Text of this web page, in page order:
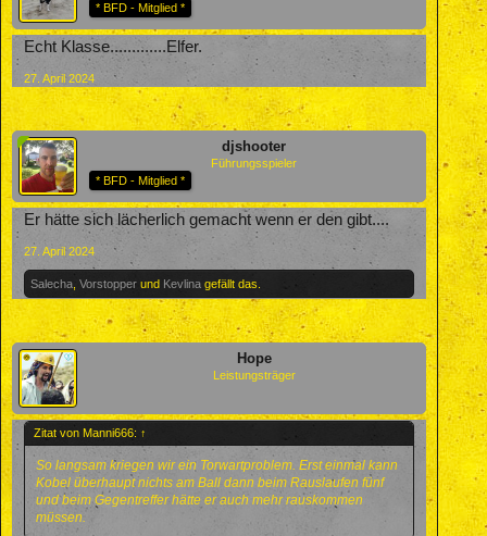
* BFD - Mitglied *
Echt Klasse.............Elfer.
27. April 2024
djshooter
Führungsspieler
* BFD - Mitglied *
Er hätte sich lächerlich gemacht wenn er den gibt....
27. April 2024
Salecha Vorstopper und Kevlina gefällt das.
Hope
Leistungsträger
Zitat von Manni666: ↑
So langsam kriegen wir ein Torwartproblem. Erst einmal kann
Kobel überhaupt nichts am Ball dann beim Rauslaufen fünf
und beim Gegentreffer hätte er auch mehr rauskommen
müssen.